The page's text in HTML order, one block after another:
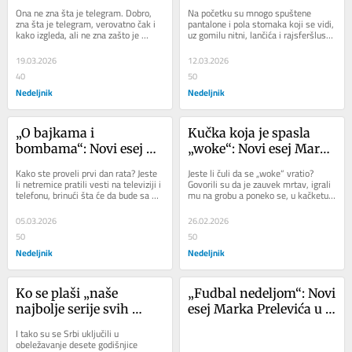
izdanju Nedeljnika
Ona ne zna šta je telegram. Dobro,
zna šta je telegram, verovatno čak i
kako izgleda, ali ne zna zašto je
telegram važan i pomalo je
zabavlja,...
19.03.2026
40
Nedeljnik
štampanom izdanju
Nedeljnika
Na početku su mnogo spuštene
pantalone i pola stomaka koji se vidi,
uz gomilu nitni, lančića i rajsferšlusa;
sedite deco, da vam objasnim, tako...
12.03.2026
50
Nedeljnik
„O bajkama i
bombama“: Novi esej
štampanom izdanju
Nedeljnika
Kako ste proveli prvi dan rata? Jeste
li netremice pratili vesti na televiziji i
telefonu, brinući šta će da bude sa
Irancima, sa nama, sa naftom,...
05.03.2026
50
Nedeljnik
Kučka koja je spasla
„woke“: Novi esej Marka
izdanju
Jeste li čuli da se „woke“ vratio?
Govorili su da je zauvek mrtav, igrali
mu na grobu a poneko se, u kačketu
MAGA ili sa fantomkom koju duže u...
26.02.2026
50
Nedeljnik
Ko se plaši „naše
najbolje serije svih
Marka Prelevića u
I tako su se Srbi uključili u
obeležavanje desete godišnjice
„Fudbal nedeljom“: Novi
esej Marka Prelevića u